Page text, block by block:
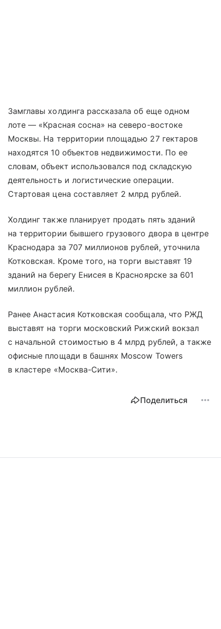
Замглавы холдинга рассказала об еще одном
лоте — «Красная сосна» на северо-востоке
Москвы. На территории площадью 27 гектаров
находятся 10 объектов недвижимости. По ее
словам, объект использовался под складскую
деятельность и логистические операции.
Стартовая цена составляет 2 млрд рублей.
Холдинг также планирует продать пять зданий
на территории бывшего грузового двора в центре
Краснодара за 707 миллионов рублей, уточнила
Котковская. Кроме того, на торги выставят 19
зданий на берегу Енисея в Красноярске за 601
миллион рублей.
Ранее Анастасия Котковская сообщала, что РЖД
выставят на торги московский Рижский вокзал
с начальной стоимостью в 4 млрд рублей, а также
офисные площади в башнях Moscow Towers
в кластере «Москва-Сити».
Поделиться